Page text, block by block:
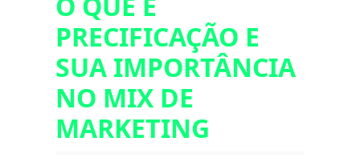
PRECIFICAÇÃO E
SUA IMPORTÂNCIA
NO MIX DE
MARKETING